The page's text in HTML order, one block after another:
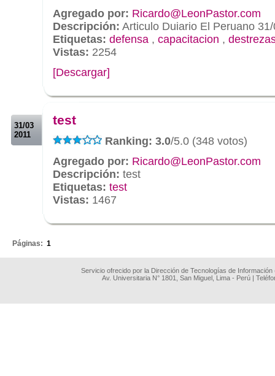
Agregado por: Ricardo@LeonPastor.com
Descripción: Articulo Duiario El Peruano
Etiquetas: defensa , capacitacion ,
Vistas: 2254
[Descargar]
31/03
2011
test
Ranking: 3.0/5.0 (348 votos)
Agregado por: Ricardo@LeonPastor.com
Descripción: test
Etiquetas: test
Vistas: 1467
Páginas: 1
Servicio ofrecido por la Dirección de Tecnologías de
Av. Universitaria N° 1801, San Miguel, Lima - Perú |